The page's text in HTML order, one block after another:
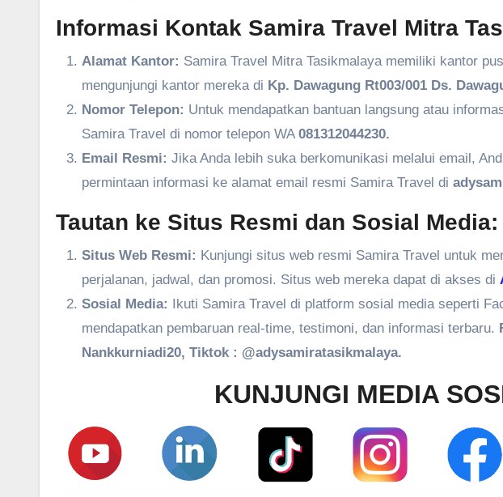
Informasi Kontak Samira Travel Mitra
Alamat Kantor: Samira Travel Mitra Tasikmalaya memiliki kantor
mengunjungi kantor mereka di Kp. Dawagung Rt003/001 Ds.
Nomor Telepon: Untuk mendapatkan bantuan langsung atau
Samira Travel di nomor telepon WA 081312044230.
Email Resmi: Jika Anda lebih suka berkomunikasi melalui email,
permintaan informasi ke alamat email resmi Samira Travel di
Tautan ke Situs Resmi dan Sosial Media:
Situs Web Resmi: Kunjungi situs web resmi Samira Travel untuk
perjalanan, jadwal, dan promosi. Situs web mereka dapat di akses di
Sosial Media: Ikuti Samira Travel di platform sosial media seperti
mendapatkan pembaruan real-time, testimoni, dan informasi terbaru.
Nankkurniadi20, Tiktok : @adysamiratasikmalaya.
KUNJUNGI MEDIA